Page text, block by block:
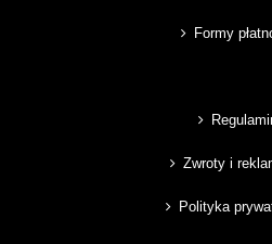
Formy
Zwroty i
Polityka